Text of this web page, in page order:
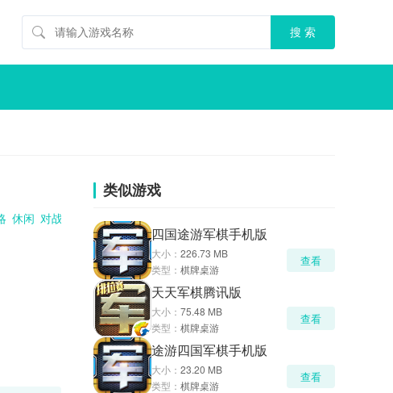
休闲 对战
类似游戏
四国途游军棋手机版
大小： 226.73 MB
类型： 棋牌桌游
查看
天天军棋腾讯版
大小： 75.48 MB
类型： 棋牌桌游
查看
途游四国军棋手机版
大小： 23.20 MB
类型： 棋牌桌游
查看